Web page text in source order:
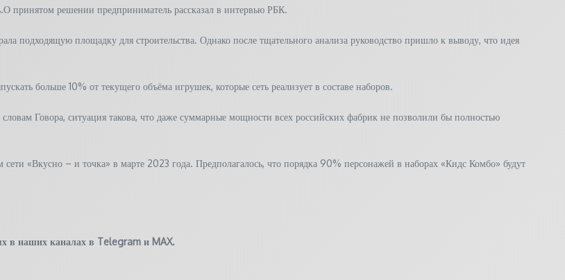
принятом решении предприниматель рассказал в интервью РБК.
подходящую площадку для строительства. Однако после тщательного анализа руководство пришло к выводу, что идея
больше 10% от текущего объёма игрушек, которые сеть реализует в составе наборов.
Говора, ситуация такова, что даже суммарные мощности всех российских фабрик не позволили бы полностью
«Вкусно – и точка» в марте 2023 года. Предполагалось, что порядка 90% персонажей в наборах «Кидс Комбо» будут
в наших каналах в Telegram и MAX.